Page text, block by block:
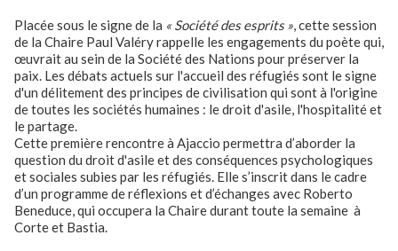
Placée sous le signe de la « Société des esprits », cette session
de la Chaire Paul Valéry rappelle les engagements du poète qui,
œuvrait au sein de la Société des Nations pour préserver la
paix. Les débats actuels sur l'accueil des réfugiés sont le signe
d'un délitement des principes de civilisation qui sont à l'origine
de toutes les sociétés humaines : le droit d'asile, l'hospitalité et
le partage.
Cette première rencontre à Ajaccio permettra d’aborder la
question du droit d'asile et des conséquences psychologiques
et sociales subies par les réfugiés. Elle s’inscrit dans le cadre
d’un programme de réflexions et d’échanges avec Roberto
Beneduce, qui occupera la Chaire durant toute la semaine à
Corte et Bastia.